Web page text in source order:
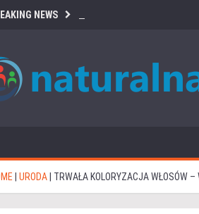
NEWS
URODA TRWAŁA KOLORYZACJA WŁOSÓW